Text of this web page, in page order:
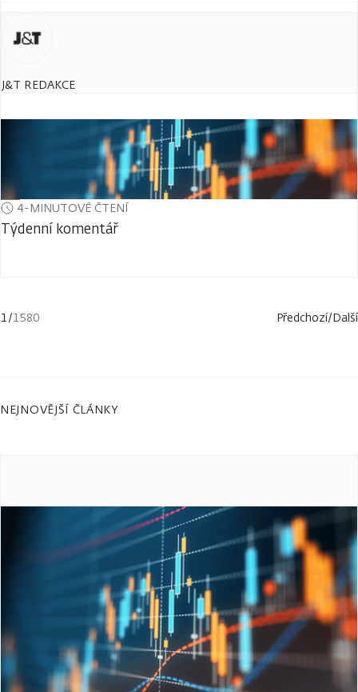
J&T REDAKCE
4-MINUTOVÉ ČTENÍ
Týdenní komentář
1/1580 Předchozí/Další
NEJNOVĚJŠÍ ČLÁNKY